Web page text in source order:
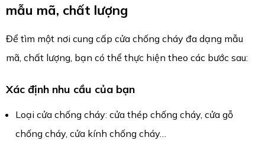
mẫu mã, chất lượng
Để tìm một nơi cung cấp cửa chống cháy đa dạng mẫu
mã, chất lượng, bạn có thể thực hiện theo các bước sau:
Xác định nhu cầu của bạn
Loại cửa chống cháy: cửa thép chống cháy, cửa gỗ
chống cháy, cửa kính chống cháy…